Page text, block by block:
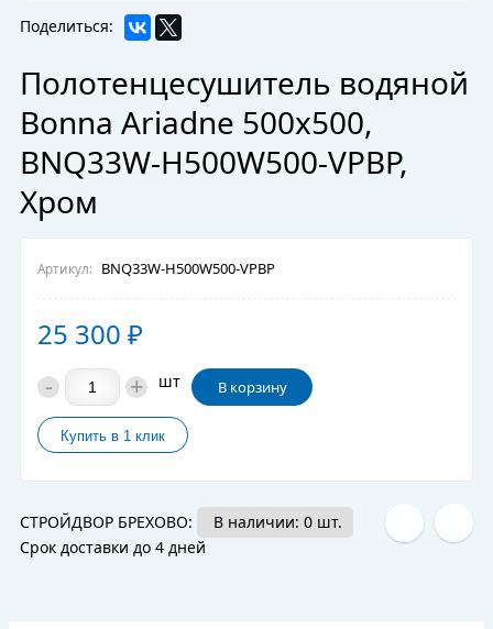
Поделиться:
Полотенцесушитель водяной
Bonna Ariadne 500x500,
BNQ33W-H500W500-VPBP,
Хром
Артикул: BNQ33W-H500W500-VPBP
25 300 ₽
- + шт В корзину
СТРОЙДВОР БРЕХОВО:
В наличии: 0 шт.
Срок доставки до 4 дней